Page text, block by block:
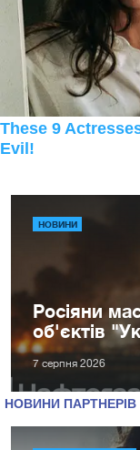
НОВИНИ
Росіяни
об'єктів
7 серпня 2026